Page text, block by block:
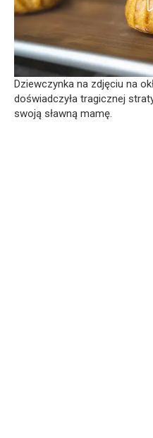
Dziewczynka na zdjęciu na
doświadczyła tragicznej
swoją sławną mamę.